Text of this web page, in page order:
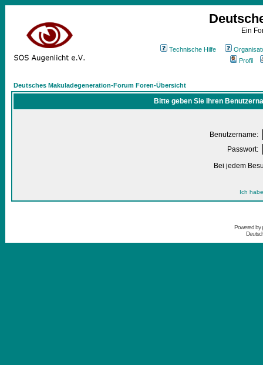
Ein
Technische Hilfe
Profil
Deutsches Makuladegeneration-Forum Foren-Übersicht
Bitte geben Sie Ihren
Benutzername:
Passwort:
Bei jedem
Ich
Powered by